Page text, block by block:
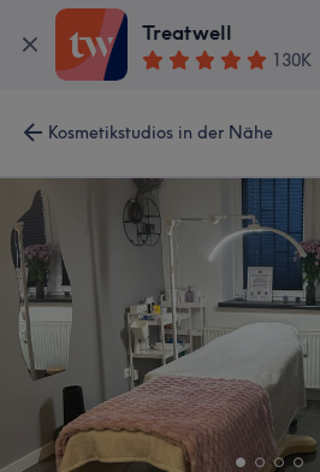
Treatwell
130K
Kosmetikstudios in der Nähe